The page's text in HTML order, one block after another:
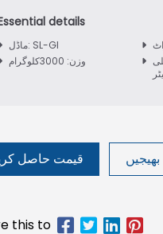
ماڈل: SL-GI
وزن: 3000کلوگرام
قیمت حاصل